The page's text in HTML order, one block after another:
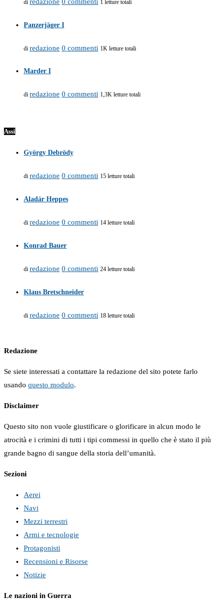
di 1 letture totali
Panzerjäger I
di redazione 0 commenti 1K letture totali
Marder I
di redazione 0 commenti 1,3K letture totali
Assi
György Debrödy
di redazione 0 commenti 15 letture totali
Aladár Heppes
di redazione 0 commenti 14 letture totali
Konrad Bauer
di redazione 0 commenti 24 letture totali
Klaus Bretschneider
di redazione 0 commenti 18 letture totali
Redazione
Se siete interessati a contattare la redazione del sito potete farlo
usando questo modulo.
Disclaimer
Questo sito non vuole giustificare o glorificare in alcun modo le
atrocità e i crimini di tutti i tipi commessi in quello che è stato il più
grande bagno di sangue della storia dell’umanità.
Sezioni
Aerei
Navi
Mezzi terrestri
Armi e tecnologie
Protagonisti
Recensioni e Risorse
Notizie
Le nazioni in Guerra